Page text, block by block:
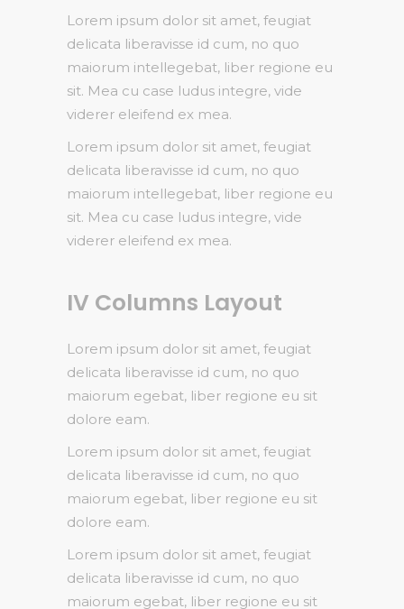
Lorem ipsum dolor sit amet, feugiat
delicata liberavisse id cum, no quo
maiorum intellegebat, liber regione eu
sit. Mea cu case ludus integre, vide
viderer eleifend ex mea.
Lorem ipsum dolor sit amet, feugiat
delicata liberavisse id cum, no quo
maiorum intellegebat, liber regione eu
sit. Mea cu case ludus integre, vide
viderer eleifend ex mea.
IV Columns Layout
Lorem ipsum dolor sit amet, feugiat
delicata liberavisse id cum, no quo
maiorum egebat, liber regione eu sit
dolore eam.
Lorem ipsum dolor sit amet, feugiat
delicata liberavisse id cum, no quo
maiorum egebat, liber regione eu sit
dolore eam.
Lorem ipsum dolor sit amet, feugiat
delicata liberavisse id cum, no quo
maiorum egebat, liber regione eu sit